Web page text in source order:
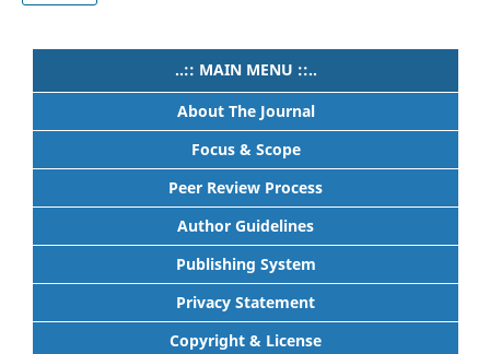
..:: MAIN MENU ::..
About The Journal
Focus & Scope
Peer Review Process
Author Guidelines
Publishing System
Privacy Statement
Copyright & License